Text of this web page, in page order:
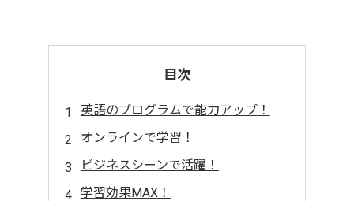
目次
英語のプログラムで能力アップ！
オンラインで学習！
ビジネスシーンで活躍！
学習効果MAX！